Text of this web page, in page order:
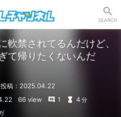
SEARCH
軟禁されてるんだけど、
て帰りたくないんだ
投稿：2025.04.22
66 view 1 4 分